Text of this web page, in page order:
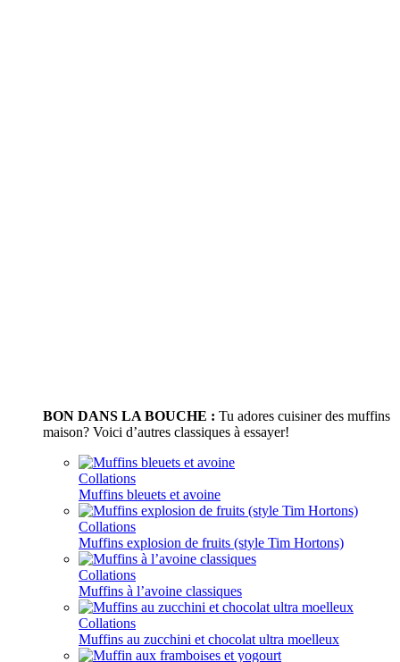
BON DANS LA BOUCHE : Tu adores cuisiner des muffins
maison? Voici d’autres classiques à essayer!
Collations
Muffins bleuets et avoine
Collations
Muffins explosion de fruits (style Tim Hortons)
Collations
Muffins à l’avoine classiques
Collations
Muffins au zucchini et chocolat ultra moelleux